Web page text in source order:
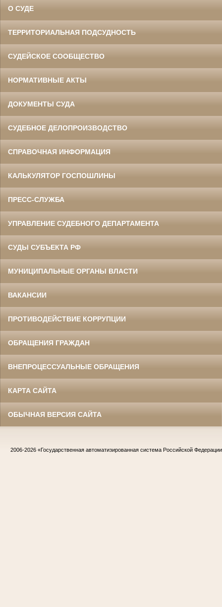
О СУДЕ
ТЕРРИТОРИАЛЬНАЯ ПОДСУДНОСТЬ
СУДЕЙСКОЕ СООБЩЕСТВО
НОРМАТИВНЫЕ АКТЫ
ДОКУМЕНТЫ СУДА
СУДЕБНОЕ ДЕЛОПРОИЗВОДСТВО
СПРАВОЧНАЯ ИНФОРМАЦИЯ
КАЛЬКУЛЯТОР ГОСПОШЛИНЫ
ПРЕСС-СЛУЖБА
УПРАВЛЕНИЕ СУДЕБНОГО ДЕПАРТАМЕНТА
СУДЫ СУБЪЕКТА РФ
МУНИЦИПАЛЬНЫЕ ОРГАНЫ ВЛАСТИ
ВАКАНСИИ
ПРОТИВОДЕЙСТВИЕ КОРРУПЦИИ
ОБРАЩЕНИЯ ГРАЖДАН
ВНЕПРОЦЕССУАЛЬНЫЕ ОБРАЩЕНИЯ
КАРТА САЙТА
ОБЫЧНАЯ ВЕРСИЯ САЙТА
2006-2026 «Государственная автоматизированная система Российской